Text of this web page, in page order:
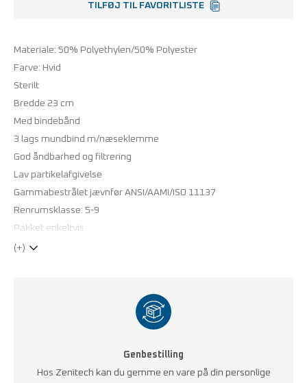
TILFØJ TIL FAVORITLISTE
Materiale: 50% Polyethylen/50% Polyester
Farve: Hvid
Sterilt
Bredde 23 cm
Med bindebånd
3 lags mundbind m/næseklemme
God åndbarhed og filtrering
Lav partikelafgivelse
Gammabestrålet jævnfør ANSI/AAMI/ISO 11137
Renrumsklasse: 5-9
Pakket enkeltvis
(+)
Genbestilling
Hos Zenitech kan du gemme en vare på din personlige